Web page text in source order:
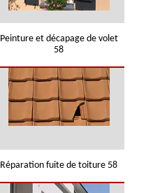
Peinture et décapage de volet
58
Réparation fuite de toiture 58